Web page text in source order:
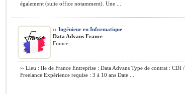
également (suite office notamment). Une ...
›› Ingénieur en Informatique
Data Advans France
France
›› Lieu : Ile de France Entreprise : Data Advans Type de contrat : CDI /
Freelance Expérience requise : 3 à 10 ans Date ...